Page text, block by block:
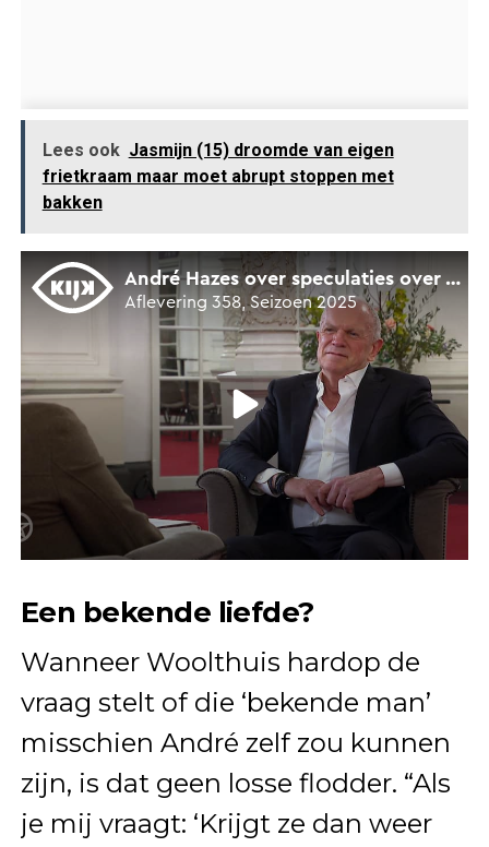
Lees ook Jasmijn (15) droomde van eigen
frietkraam maar moet abrupt stoppen met
bakken
Een bekende liefde?
Wanneer Woolthuis hardop de
vraag stelt of die ‘bekende man’
misschien André zelf zou kunnen
zijn, is dat geen losse flodder. “Als
je mij vraagt: ‘Krijgt ze dan weer